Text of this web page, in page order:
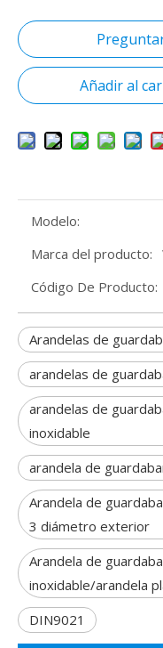
Añadir al
Modelo:
Marca del producto:
Código De Producto:
Arandelas de
arandelas de
arandelas de
inoxidable
arandela de
Arandela de
3 diámetro exterior
Arandela de
inoxidable/arandela
DIN9021